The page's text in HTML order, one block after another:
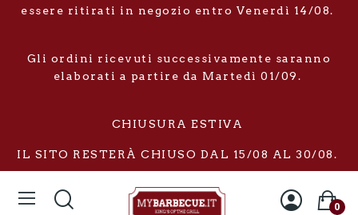
essere ritirati in negozio entro Venerdì 14/08.
Gli ordini ricevuti successivamente saranno
elaborati a partire da Martedì 01/09.
CHIUSURA ESTIVA
IL SITO RESTERÀ CHIUSO DAL 15/08 AL 30/08.
0